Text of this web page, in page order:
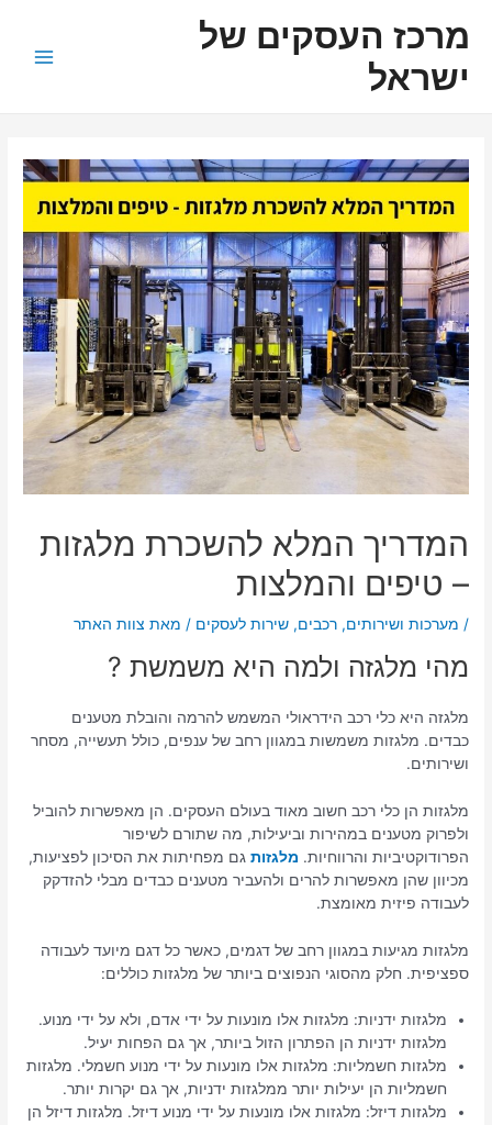
לתוכןמרכז העסקים של
ישראל
המדריך המלא להשכרת מלגזות
– טיפים והמלצות
/ מערכות ושירותים,רכבים,שירות לעסקים / מאת צוות האתר
מהי מלגזה ולמה היא משמשת ?
מלגזה היא כלי רכב הידראולי המשמש להרמה והובלת מטענים
כבדים. מלגזות משמשות במגוון רחב של ענפים, כולל תעשייה, מסחר
ושירותים.
מלגזות הן כלי רכב חשוב מאוד בעולם העסקים. הן מאפשרות להוביל
ולפרוק מטענים במהירות וביעילות, מה שתורם לשיפור
הפרודוקטיביות והרווחיות. מלגזות גם מפחיתות את הסיכון לפציעות,
מכיוון שהן מאפשרות להרים ולהעביר מטענים כבדים מבלי להזדקק
לעבודה פיזית מאומצת.
מלגזות מגיעות במגוון רחב של דגמים, כאשר כל דגם מיועד לעבודה
ספציפית. חלק מהסוגי הנפוצים ביותר של מלגזות כוללים:
מלגזות ידניות: מלגזות אלו מונעות על ידי אדם, ולא על ידי מנוע.
מלגזות ידניות הן הפתרון הזול ביותר, אך גם הפחות יעיל.
מלגזות חשמליות: מלגזות אלו מונעות על ידי מנוע חשמלי. מלגזות
חשמליות הן יעילות יותר ממלגזות ידניות, אך גם יקרות יותר.
מלגזות דיזל: מלגזות אלו מונעות על ידי מנוע דיזל. מלגזות דיזל הן